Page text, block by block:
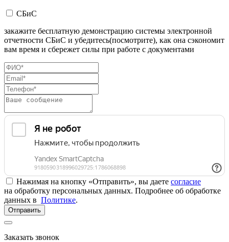
СБиС
закажите бесплатную демонстрацию системы электронной
отчетности СБиС и убедитесь(посмотрите), как она сэкономит
вам время и сбережет силы при работе с документами
Нажимая на кнопку «Отправить», вы даете согласие
на обработку персональных данных. Подробнее об обработке
данных в Политике.
Отправить
Заказать звонок